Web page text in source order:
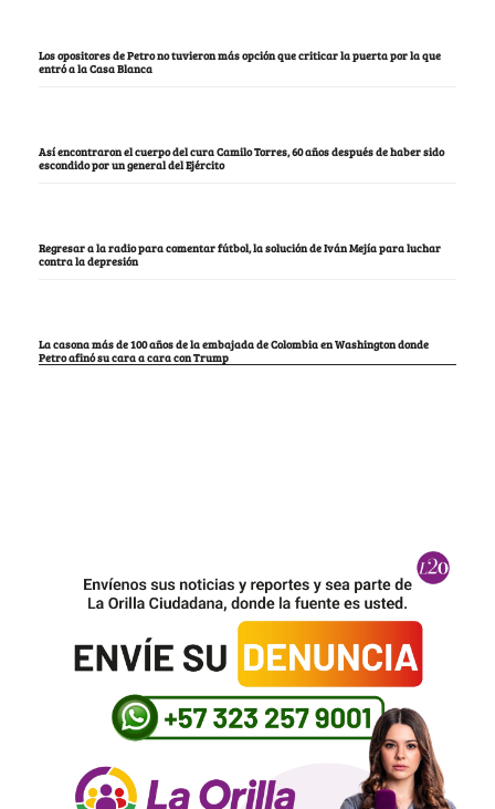
Los opositores de Petro no tuvieron más opción que criticar la puerta por la que
entró a la Casa Blanca
Así encontraron el cuerpo del cura Camilo Torres, 60 años después de haber sido
escondido por un general del Ejército
Regresar a la radio para comentar fútbol, la solución de Iván Mejía para luchar
contra la depresión
La casona más de 100 años de la embajada de Colombia en Washington donde
Petro afinó su cara a cara con Trump